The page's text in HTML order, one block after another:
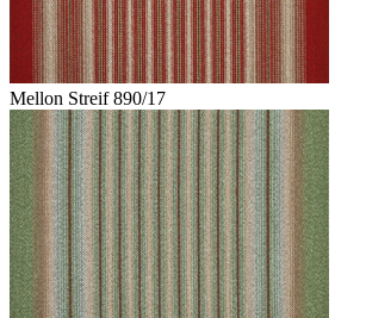
Mellon Streif 890/17